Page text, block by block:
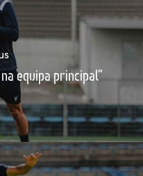
equipa principal"